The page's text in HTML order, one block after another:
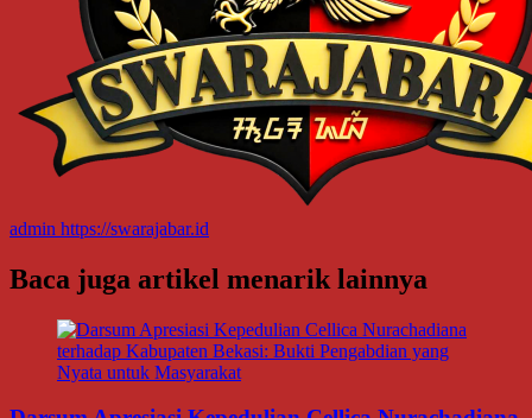
admin https://swarajabar.id
Baca juga artikel menarik lainnya